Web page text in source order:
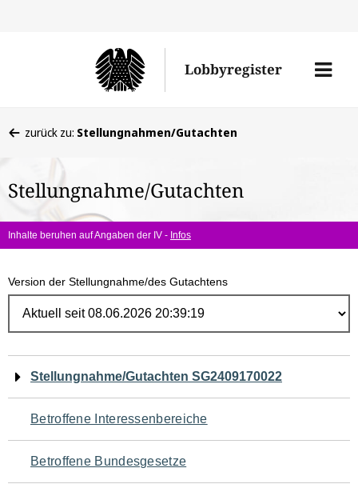
Lobbyregister
Menü
befinden
hier:
zurück zu: Stellungnahmen/Gutachten
Stellungnahme/Gutachten
Inhalte beruhen auf Angaben der IV - Infos
Version der Stellungnahme/des Gutachtens
Navigation
für
den
Seiteninhalt
Stellungnahme/Gutachten SG2409170022
Betroffene Interessenbereiche
Betroffene Bundesgesetze